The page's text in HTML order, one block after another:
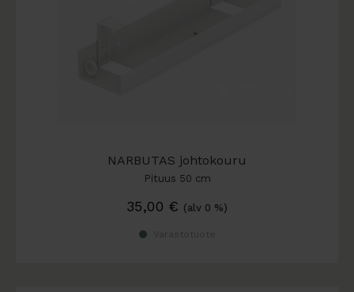
NARBUTAS johtokouru
Pituus 50 cm
35,00 € (alv 0 %)